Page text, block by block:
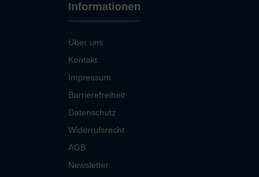
Informationen
Über uns
Kontakt
Impressum
Barrierefreiheit
Datenschutz
Widerrufsrecht
AGB
Newsletter